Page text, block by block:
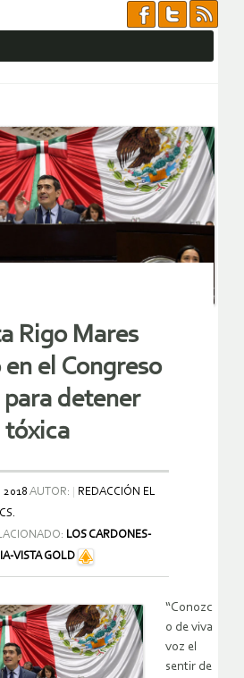
Rigo Mares
el Congreso
para detener
tóxica
2018 AUTOR:
REDACCIÓN EL
LOS CARDONES-
VISTA GOLD
“Conozc
o de viva
voz el
sentir de